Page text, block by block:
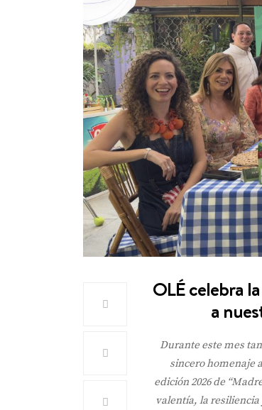
OLÉ celebra
a
Durante este mes
sincero homenaje
edición 2026 de
valentía, la